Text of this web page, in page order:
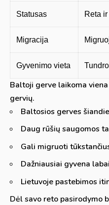
Statusas Reta
Migracija
Gyvenimo vieta
Baltoji gerve laikoma
gervių.
Baltosios gerves
Daug rūšių saugomos
Gali migruoti
Dažniausiai gyvena
Lietuvoje pastebimos
Dėl savo reto pasirodymo